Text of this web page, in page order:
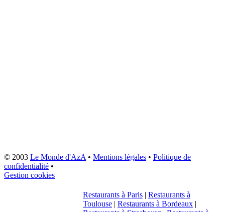
© 2003 Le Monde d'AzA• Mentions légales • Politique de
confidentialité •
Gestion cookies
Restaurants à Paris | Restaurants à
Toulouse | Restaurants à Bordeaux |